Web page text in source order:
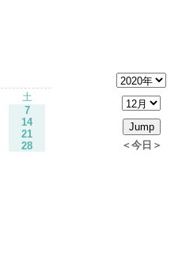
土
7
14
21
28
＜今日＞